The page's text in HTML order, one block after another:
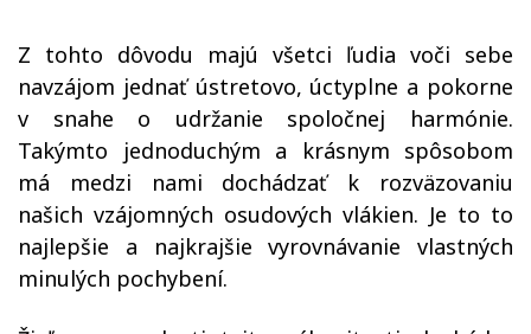
Z tohto dôvodu majú všetci ľudia voči sebe
navzájom jednať ústretovo, úctyplne a pokorne
v snahe o udržanie spoločnej harmónie.
Takýmto jednoduchým a krásnym spôsobom
má medzi nami dochádzať k rozväzovaniu
našich vzájomných osudových vlákien. Je to to
najlepšie a najkrajšie vyrovnávanie vlastných
minulých pochybení.